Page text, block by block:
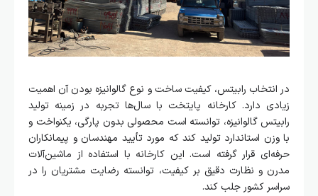
در انتخاب رابیتس، کیفیت ساخت و نوع گالوانیزه بودن آن اهمیت
زیادی دارد. کارخانه پایتخت با سال‌ها تجربه در زمینه تولید
رابیتس گالوانیزه، توانسته است محصولی بدون پارگی، یکنواخت و
با وزن استاندارد تولید کند که مورد تأیید مهندسان و پیمانکاران
حرفه‌ای قرار گرفته است. این کارخانه با استفاده از ماشین‌آلات
مدرن و نظارت دقیق بر کیفیت، توانسته رضایت مشتریان را در
سراسر کشور جلب کند.